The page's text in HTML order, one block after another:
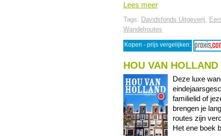
Lees meer
Tags: Davidsfonds Uitgeverij,
Wandelroutes
Kopen - prijs vergelijken:
HOU VAN HOLLAND
Deze luxe
familielid of
brengen je
routes zijn
Het ene boek